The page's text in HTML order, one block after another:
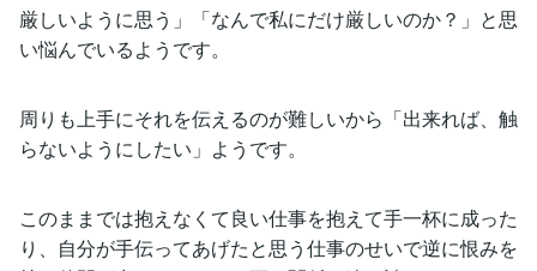
厳しいように思う」「なんで私にだけ厳しいのか？」と思
い悩んでいるようです。
周りも上手にそれを伝えるのが難しいから「出来れば、触
らないようにしたい」ようです。
このままでは抱えなくて良い仕事を抱えて手一杯に成った
り、自分が手伝ってあげたと思う仕事のせいで逆に恨みを